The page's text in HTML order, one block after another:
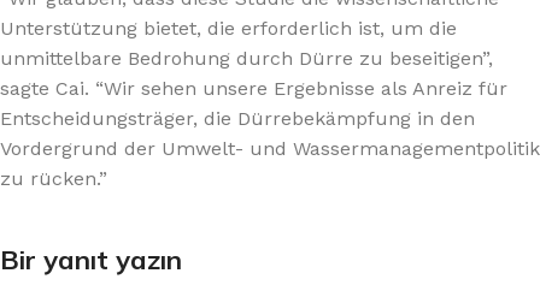
Unterstützung bietet, die erforderlich ist, um die
unmittelbare Bedrohung durch Dürre zu beseitigen”,
sagte Cai. “Wir sehen unsere Ergebnisse als Anreiz für
Entscheidungsträger, die Dürrebekämpfung in den
Vordergrund der Umwelt- und Wassermanagementpolitik
zu rücken.”
Bir yanıt yazın